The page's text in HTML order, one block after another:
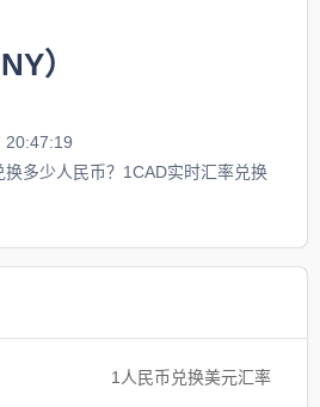
）
20:47:19
多少人民币？1CAD实时汇率兑换
1人民币兑换美元汇率